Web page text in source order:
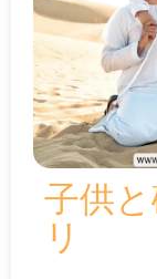
子供
リ